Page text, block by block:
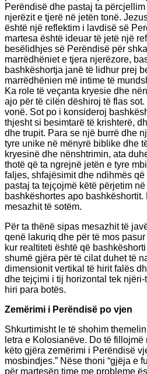
Perëndisë dhe pastaj ta
njerëzit e tjerë në jetën tonë.
është një reflektim i lavdisë së
martesa është ideuar të jetë një
besëlidhjes së Perëndisë për
marrëdhëniet e tjera njerëzore,
bashkëshortja janë të lidhur prej
marrëdhënien më intime të
Ka role të veçanta kryesie dhe
ajo për të cilën dëshiroj të flas
vonë. Sot po i konsideroj
thjesht si besimtarë të krishterë,
dhe trupit. Para se një burrë dhe
tyre unike në mënyrë biblike dhe
kryesinë dhe nënshtrimin, ata
thotë që ta ngrejnë jetën e tyre
faljes, shfajësimit dhe ndihmës
pastaj ta tejçojmë këtë përjetim
bashkëshortes apo
mesazhit të sotëm.
Për ta thënë sipas mesazhit të
qenë lakuriq dhe për të mos
kur realtiteti është që
shumë gjëra për të cilat duhet të
dimensionit vertikal të hirit falës
dhe tejçimi i tij horizontal tek
hiri para botës.
Zemërimi i Perëndisë po vjen
Shkurtimisht le të shohim
letra e Kolosianëve. Do të fillojmë
këto gjëra zemërimi i Perëndisë
mosbindjes.” Nëse thoni “gjëja e
për martesën time me probleme